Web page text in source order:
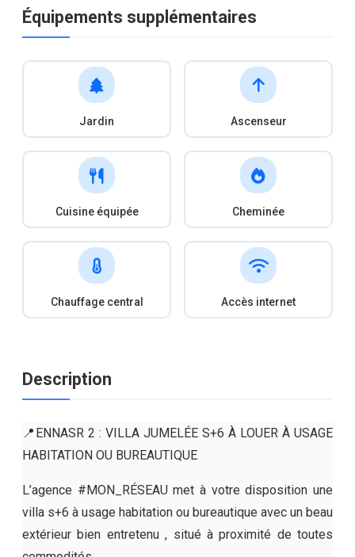
Équipements supplémentaires
Jardin Ascenseur
Cuisine équipée Cheminée
Chauffage central Accès internet
Description
📍ENNASR 2 : VILLA JUMELÉE S+6 À LOUER À USAGE
HABITATION OU BUREAUTIQUE
L’agence #MON_RÉSEAU met à votre disposition une
villa s+6 à usage habitation ou bureautique avec un beau
extérieur bien entretenu , situé à proximité de toutes